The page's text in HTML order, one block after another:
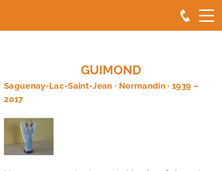
GUIMOND
Saguenay-Lac-Saint-Jean · Normandin · 1939 –
2017